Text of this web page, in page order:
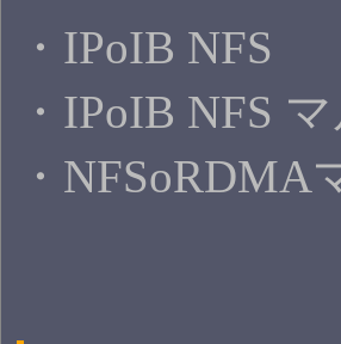
・IPoIB NFS
・IPoIB NFS
・